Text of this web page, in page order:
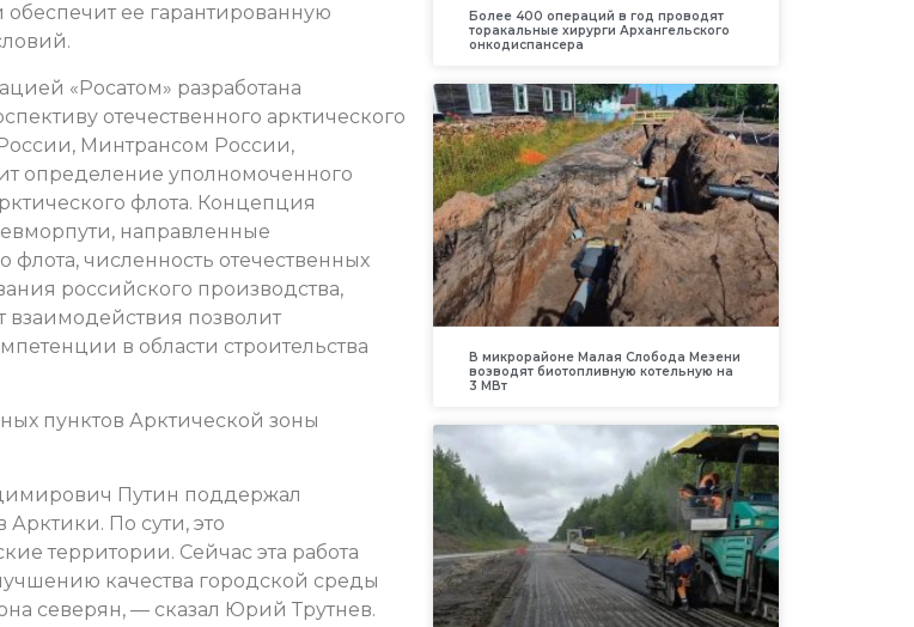
ее гарантированную
«Росатом» разработана
отечественного арктического
Минтрансом России,
определение уполномоченного
флота. Концепция
направленные
флота, численность отечественных
российского производства,
взаимодействия позволит
в области строительства
пунктов Арктической зоны
Путин поддержал
По сути, это
территории. Сейчас эта работа
качества городской среды
северян, — сказал Юрий Трутнев.
Более 400 операций в год проводят
торакальные хирурги Архангельского
онкодиспансера
В микрорайоне Малая Слобода Мезени
возводят биотопливную котельную на
3 МВт